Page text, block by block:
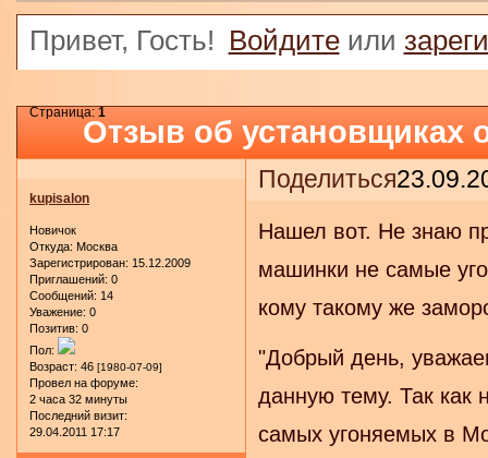
Привет, Гость! Войдитеили
Отзыв об установщиках
Страница:1
Поделиться
kupisalon
Новичок
Откуда: Москва
Зарегистрирован: 15.12.2009
Приглашений: 0
Сообщений: 14
Уважение: 0
Позитив: 0
Пол:
Возраст: 46 [1980-07-09]
Провел на форуме:
2 часа 32 минуты
Последний визит:
29.04.2011 17:17
Нашел вот. Не знаю
машинки не самые
кому такому же
"Добрый день,
данную тему. Так как
самых угоняемых в